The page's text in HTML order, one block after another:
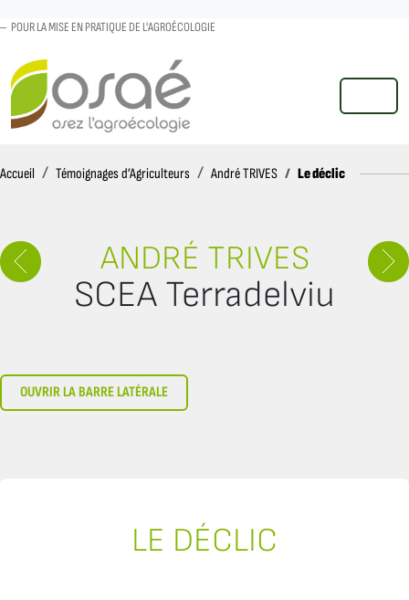
POUR LA MISE EN PRATIQUE DE L'AGROÉCOLOGIE
MENU
Accueil AccueilTémoignages d’Agriculteurs André TRIVES Le déclic
ANDRÉ TRIVES
SCEA Terradelviu
OUVRIR LA BARRE LATÉRALE
LE DÉCLIC